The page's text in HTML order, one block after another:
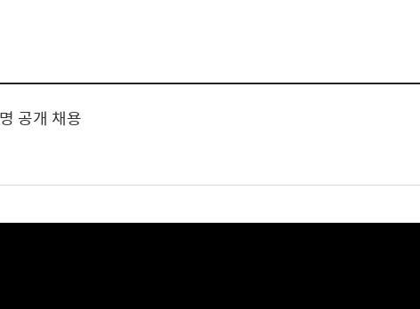
공개 채용